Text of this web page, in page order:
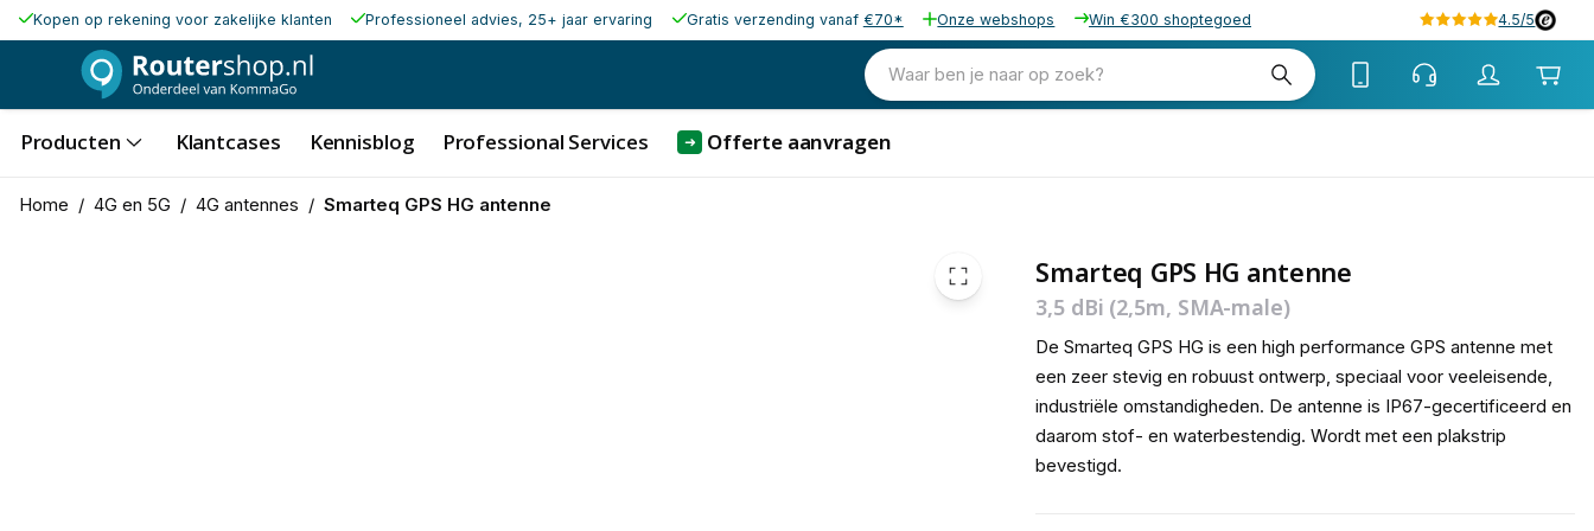
Kopen op rekening voor zakelijke klanten Professioneel advies, 25+ jaar ervaring Gratis verzending vanaf €70* Onze webshops Win €300 shoptegoed 4.5/5
Waar ben je naar op zoek?
Producten Klantcases Kennisblog Professional Services ➜ Offerte aanvragen
Home / 4G en 5G / 4G antennes / Smarteq GPS HG antenne
Smarteq GPS HG antenne
3,5 dBi (2,5m, SMA-male)
De Smarteq GPS HG is een high performance GPS antenne met
een zeer stevig en robuust ontwerp, speciaal voor veeleisende,
industriële omstandigheden. De antenne is IP67-gecertificeerd en
daarom stof- en waterbestendig. Wordt met een plakstrip
bevestigd.
25,00 excl. btw
30,25 incl. btw